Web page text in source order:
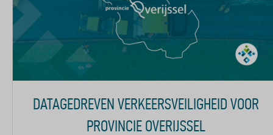
DATAGEDREVEN VERKEERSVEILIGHEID VOOR
PROVINCIE OVERIJSSEL